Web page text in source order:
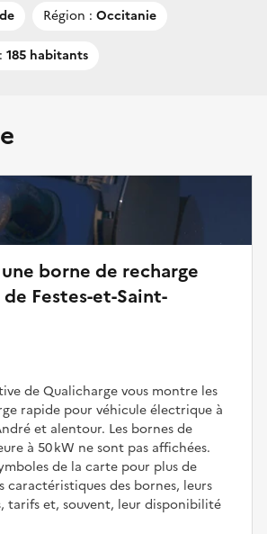
Région : Occitanie
185 habitants
borne de recharge
Festes-et-Saint-
de Qualicharge vous montre les
rapide pour véhicule électrique à
et alentour. Les bornes de
à 50 kW ne sont pas affichées.
de la carte pour plus de
caractéristiques des bornes, leurs
tarifs et, souvent, leur disponibilité